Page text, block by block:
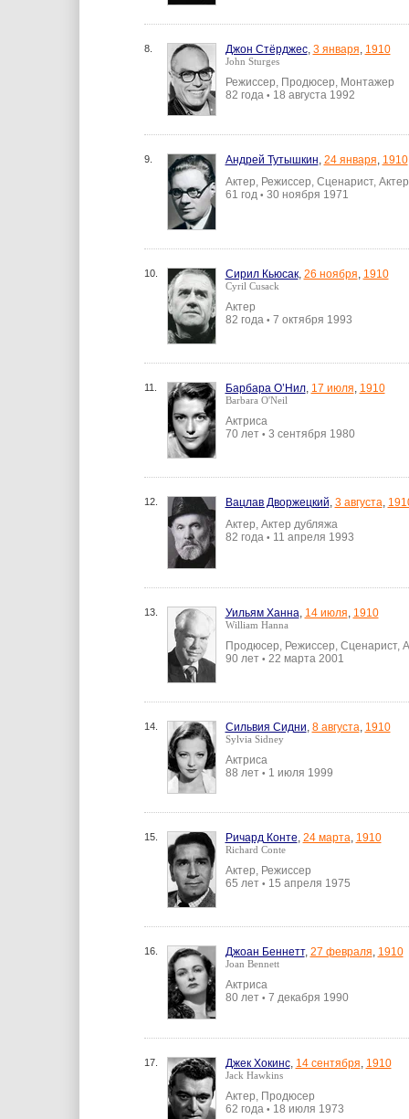
8. Джон Стёрджес, 3 января, 1910
John Sturges
Режиссер, Продюсер, Монтажер
82 года • 18 августа 1992
9. Андрей Тутышкин, 24 января, 1910
Актер, Режиссер, Сценарист,
61 год • 30 ноября 1971
10. Сирил Кьюсак, 26 ноября, 1910
Cyril Cusack
Актер
82 года • 7 октября 1993
11. Барбара О’Нил, 17 июля, 1910
Barbara O'Neil
Актриса
70 лет • 3 сентября 1980
12. Вацлав Дворжецкий, 3 августа,
Актер, Актер дубляжа
82 года • 11 апреля 1993
13. Уильям Ханна, 14 июля, 1910
William Hanna
Продюсер, Режиссер, Сценарист,
90 лет • 22 марта 2001
14. Сильвия Сидни, 8 августа, 1910
Sylvia Sidney
Актриса
88 лет • 1 июля 1999
15. Ричард Конте, 24 марта, 1910
Richard Conte
Актер, Режиссер
65 лет • 15 апреля 1975
16. Джоан Беннетт, 27 февраля, 1910
Joan Bennett
Актриса
80 лет • 7 декабря 1990
17. Джек Хокинс, 14 сентября, 1910
Jack Hawkins
Актер, Продюсер
62 года • 18 июля 1973